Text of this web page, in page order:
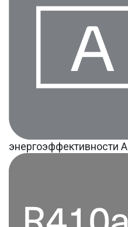
энергоэффективности A